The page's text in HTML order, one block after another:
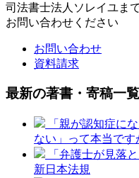
司法書士法人ソレイユま
お問い合わせください
お問い合わせ
資料請求
最新の著書・寄稿一覧
「親が認知症に
ない」って本当です
「弁護士が見落
新日本法規